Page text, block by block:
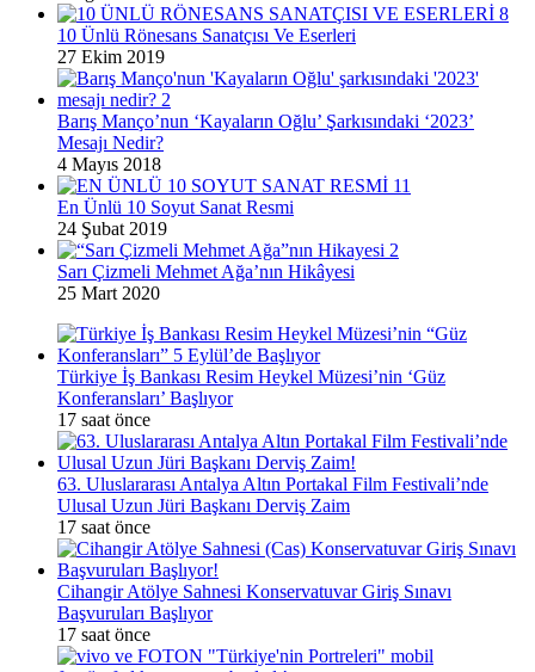
10 Ünlü Rönesans Sanatçısı Ve Eserleri
27 Ekim 2019
Barış Manço’nun ‘Kayaların Oğlu’ Şarkısındaki ‘2023’
Mesajı Nedir?
4 Mayıs 2018
En Ünlü 10 Soyut Sanat Resmi
24 Şubat 2019
Sarı Çizmeli Mehmet Ağa’nın Hikâyesi
25 Mart 2020
Türkiye İş Bankası Resim Heykel Müzesi’nin ‘Güz
Konferansları’ Başlıyor
17 saat önce
63. Uluslararası Antalya Altın Portakal Film Festivali’nde
Ulusal Uzun Jüri Başkanı Derviş Zaim
17 saat önce
Cihangir Atölye Sahnesi Konservatuvar Giriş Sınavı
Başvuruları Başlıyor
17 saat önce